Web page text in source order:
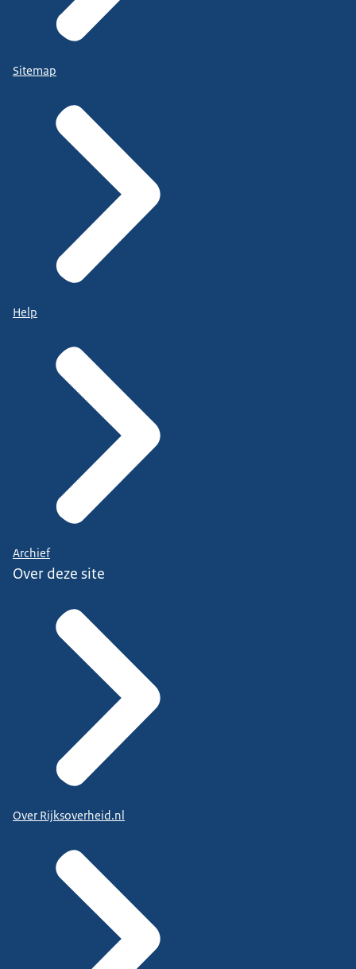
Sitemap
Help
Archief
Over deze site
Over Rijksoverheid.nl